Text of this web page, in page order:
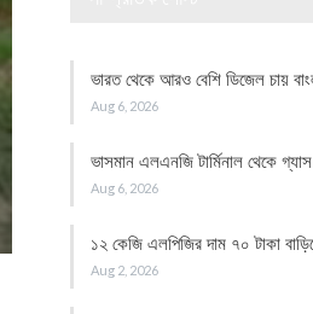
ভারত থেকে আরও বেশি ডিজেল চায়
Aug 6, 2026
ভাসমান এলএনজি টার্মিনাল থেকে
Aug 6, 2026
১২ কেজি এলপিজির দাম ৭০ টাকা
Aug 2, 2026